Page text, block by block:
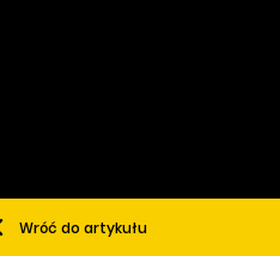
Wróć do artykułu